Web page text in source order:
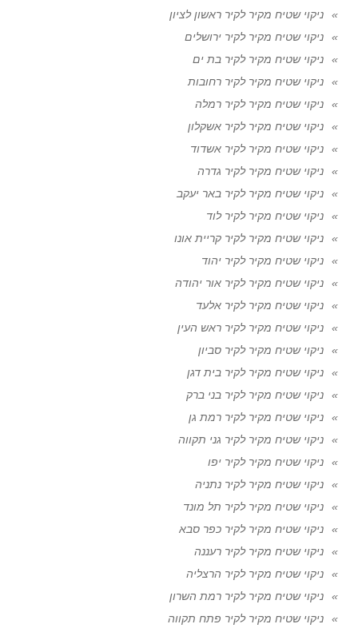
ניקוי שטיח מקיר לקיר ראשון לציון
ניקוי שטיח מקיר לקיר ירושלים
ניקוי שטיח מקיר לקיר בת ים
ניקוי שטיח מקיר לקיר רחובות
ניקוי שטיח מקיר לקיר רמלה
ניקוי שטיח מקיר לקיר אשקלון
ניקוי שטיח מקיר לקיר אשדוד
ניקוי שטיח מקיר לקיר גדרה
ניקוי שטיח מקיר לקיר באר יעקב
ניקוי שטיח מקיר לקיר לוד
ניקוי שטיח מקיר לקיר קריית אונו
ניקוי שטיח מקיר לקיר יהוד
ניקוי שטיח מקיר לקיר אור יהודה
ניקוי שטיח מקיר לקיר אלעד
ניקוי שטיח מקיר לקיר ראש העין
ניקוי שטיח מקיר לקיר סביון
ניקוי שטיח מקיר לקיר בית דגן
ניקוי שטיח מקיר לקיר בני ברק
ניקוי שטיח מקיר לקיר רמת גן
ניקוי שטיח מקיר לקיר גני תקווה
ניקוי שטיח מקיר לקיר יפו
ניקוי שטיח מקיר לקיר נתניה
ניקוי שטיח מקיר לקיר תל מונד
ניקוי שטיח מקיר לקיר כפר סבא
ניקוי שטיח מקיר לקיר רעננה
ניקוי שטיח מקיר לקיר הרצליה
ניקוי שטיח מקיר לקיר רמת השרון
ניקוי שטיח מקיר לקיר פתח תקווה